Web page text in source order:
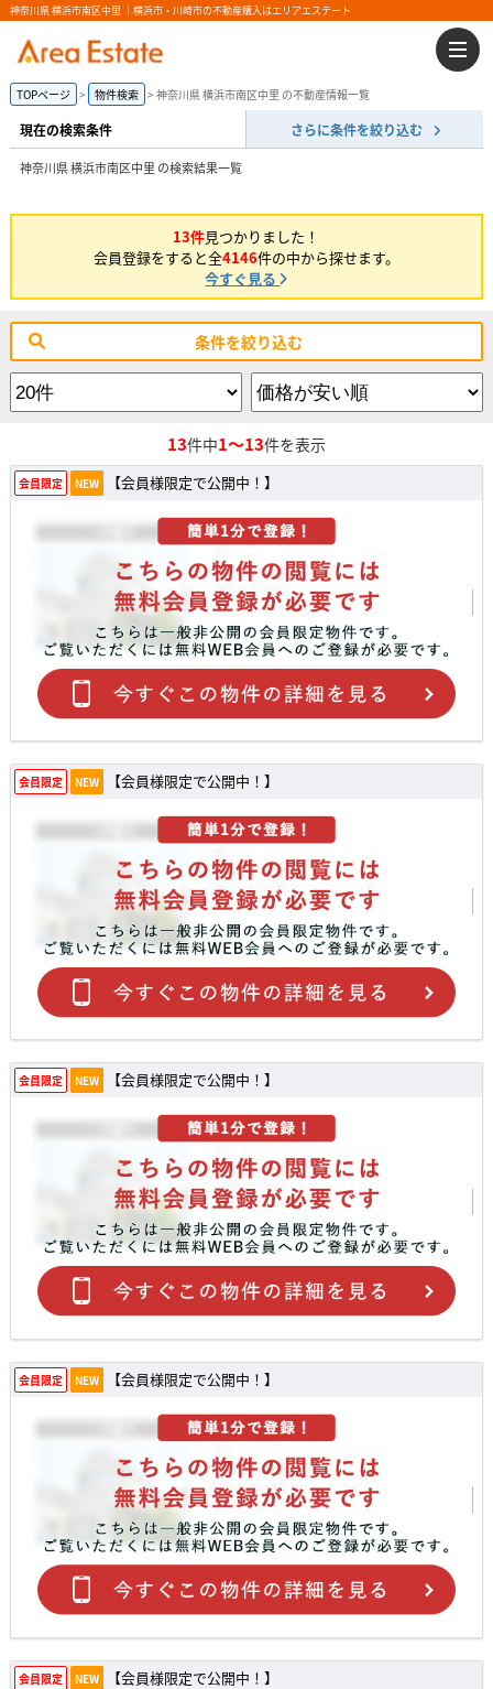
神奈川県 横浜市南区中里 ｜横浜市・川崎市の不動産購入はエリアエステート
TOPページ 物件検索 神奈川県 横浜市南区中里 の不動産情報一覧
現在の検索条件 さらに条件を絞り込む
神奈川県 横浜市南区中里 の検索結果一覧
13件見つかりました！
会員登録をすると全4146件の中から探せます。
今すぐ見る
条件を絞り込む
13件中1～13件を表示
会員限定 NEW 【会員様限定で公開中！】
会員限定 NEW 【会員様限定で公開中！】
会員限定 NEW 【会員様限定で公開中！】
会員限定 NEW 【会員様限定で公開中！】
会員限定 NEW 【会員様限定で公開中！】